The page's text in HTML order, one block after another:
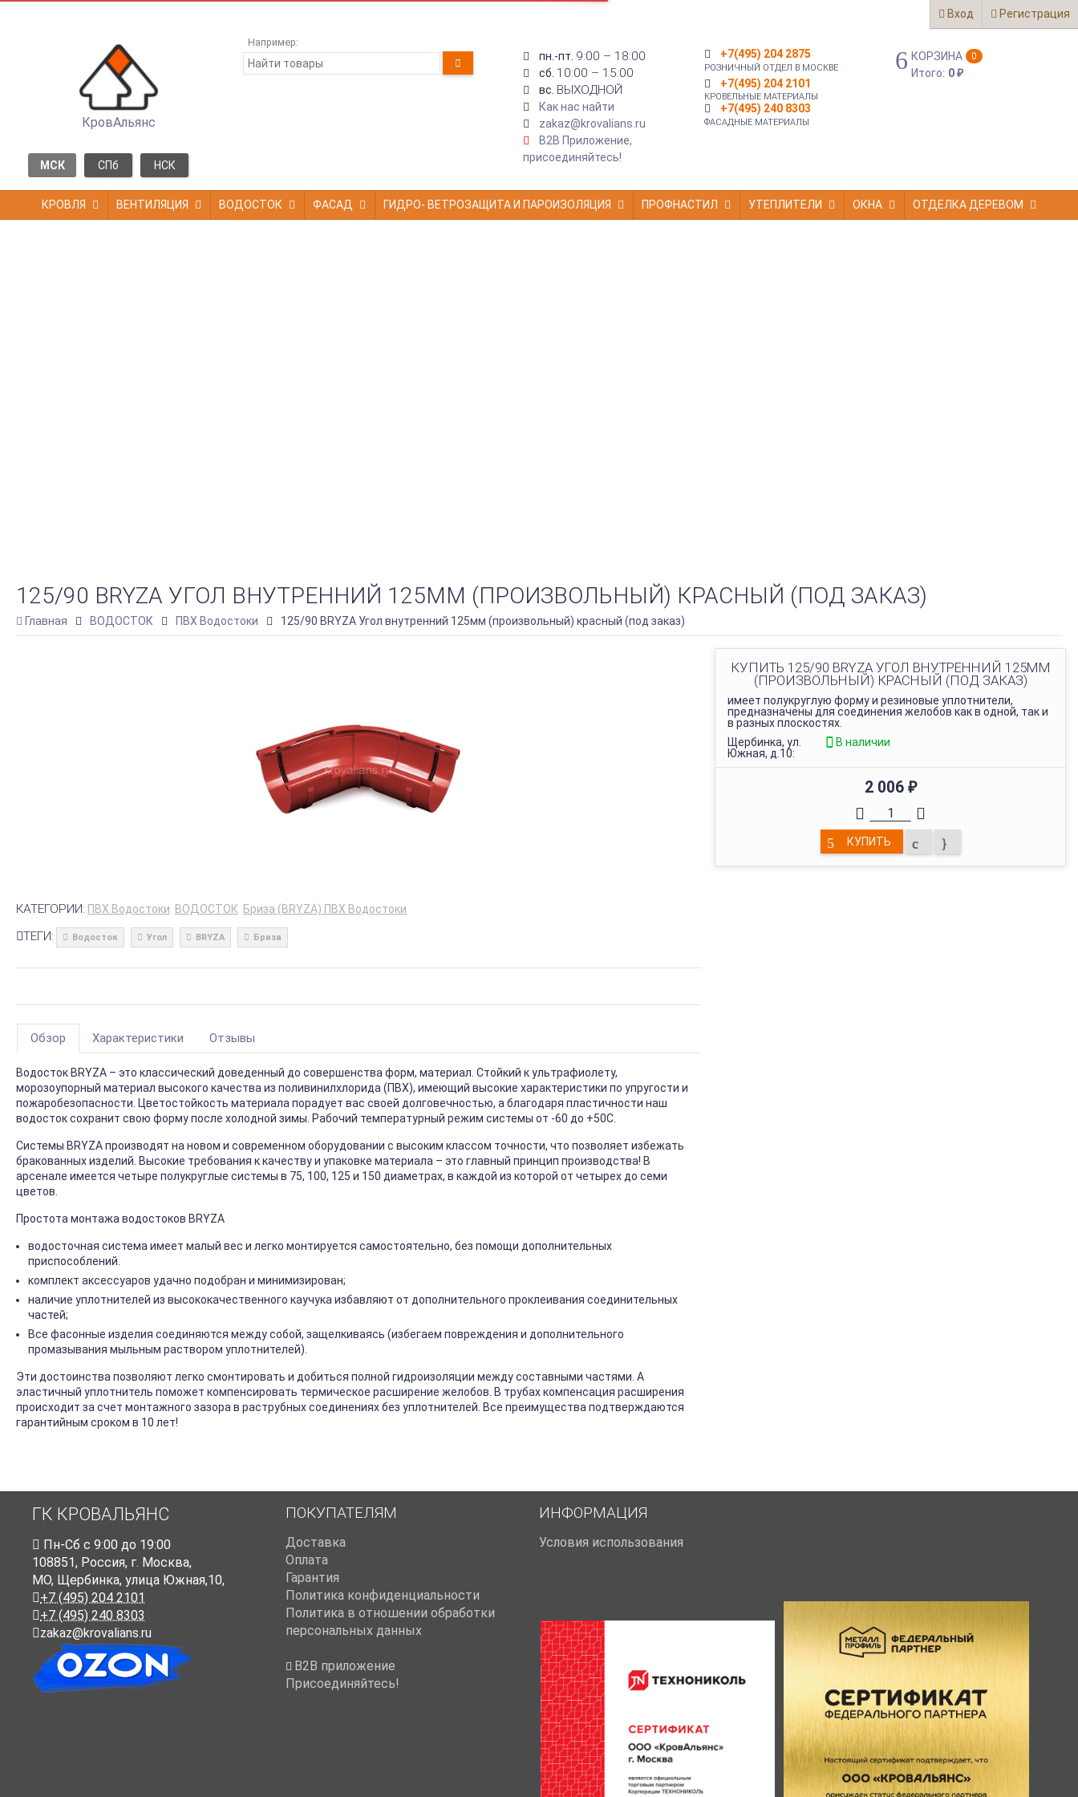
Вход Регистрация
КровАльянс
МСК СПб НСК
Например:
пн.-пт. 9:00 – 18:00
сб. 10:00 – 15:00
вс. ВЫХОДНОЙ
Как нас найти
zakaz@krovalians.ru
B2B Приложение,
присоединяйтесь!
+7(495) 204 2875
РОЗНИЧНЫЙ ОТДЕЛ В МОСКВЕ
+7(495) 204 2101
КРОВЕЛЬНЫЕ МАТЕРИАЛЫ
+7(495) 240 8303
ФАСАДНЫЕ МАТЕРИАЛЫ
КОРЗИНА 0
Итого: 0₽
КРОВЛЯ ВЕНТИЛЯЦИЯ ВОДОСТОК ФАСАД ГИДРО- ВЕТРОЗАЩИТА И ПАРОИЗОЛЯЦИЯ ПРОФНАСТИЛ УТЕПЛИТЕЛИ ОКНА ОТДЕЛКА ДЕРЕВОМ
125/90 BRYZA УГОЛ ВНУТРЕННИЙ 125ММ (ПРОИЗВОЛЬНЫЙ) КРАСНЫЙ (ПОД ЗАКАЗ)
Главная ВОДОСТОК ПВХ Водостоки 125/90 BRYZA Угол внутренний 125мм (произвольный) красный (под заказ)
КУПИТЬ 125/90 BRYZA УГОЛ ВНУТРЕННИЙ 125ММ
(ПРОИЗВОЛЬНЫЙ) КРАСНЫЙ (ПОД ЗАКАЗ)
имеет полукруглую форму и резиновые уплотнители,
предназначены для соединения желобов как в одной, так и
в разных плоскостях.
Щербинка, ул.
Южная, д.10:
В наличии
2 006 ₽
КУПИТЬ
КАТЕГОРИИ: ПВХ Водостоки ВОДОСТОК Бриза (BRYZA) ПВХ Водостоки
ТЕГИ: Водосток Угол BRYZA Бриза
Обзор Характеристики Отзывы
Водосток BRYZA – это классический доведенный до совершенства форм, материал. Стойкий к ультрафиолету,
морозоупорный материал высокого качества из поливинилхлорида (ПВХ), имеющий высокие характеристики по упругости и
пожаробезопасности. Цветостойкость материала порадует вас своей долговечностью, а благодаря пластичности наш
водосток сохранит свою форму после холодной зимы. Рабочий температурный режим системы от -60 до +50С.
Системы BRYZA производят на новом и современном оборудовании с высоким классом точности, что позволяет избежать
бракованных изделий. Высокие требования к качеству и упаковке материала – это главный принцип производства! В
арсенале имеется четыре полукруглые системы в 75, 100, 125 и 150 диаметрах, в каждой из которой от четырех до семи
цветов.
Простота монтажа водостоков BRYZA
водосточная система имеет малый вес и легко монтируется самостоятельно, без помощи дополнительных
приспособлений.
комплект аксессуаров удачно подобран и минимизирован;
наличие уплотнителей из высококачественного каучука избавляют от дополнительного проклеивания соединительных
частей;
Все фасонные изделия соединяются между собой, защелкиваясь (избегаем повреждения и дополнительного
промазывания мыльным раствором уплотнителей).
Эти достоинства позволяют легко смонтировать и добиться полной гидроизоляции между составными частями. А
эластичный уплотнитель поможет компенсировать термическое расширение желобов. В трубах компенсация расширения
происходит за счет монтажного зазора в раструбных соединениях без уплотнителей. Все преимущества подтверждаются
гарантийным сроком в 10 лет!
ГК КРОВАЛЬЯНС
Пн-Cб с 9:00 до 19:00
108851, Россия, г. Москва,
МО, Щербинка, улица Южная,10,
+7 (495) 204 2101
+7 (495) 240 8303
zakaz@krovalians.ru
ПОКУПАТЕЛЯМ
Доставка
Оплата
Гарантия
Политика конфиденциальности
Политика в отношении обработки
персональных данных
B2B приложение
Присоединяйтесь!
ИНФОРМАЦИЯ
Условия использования